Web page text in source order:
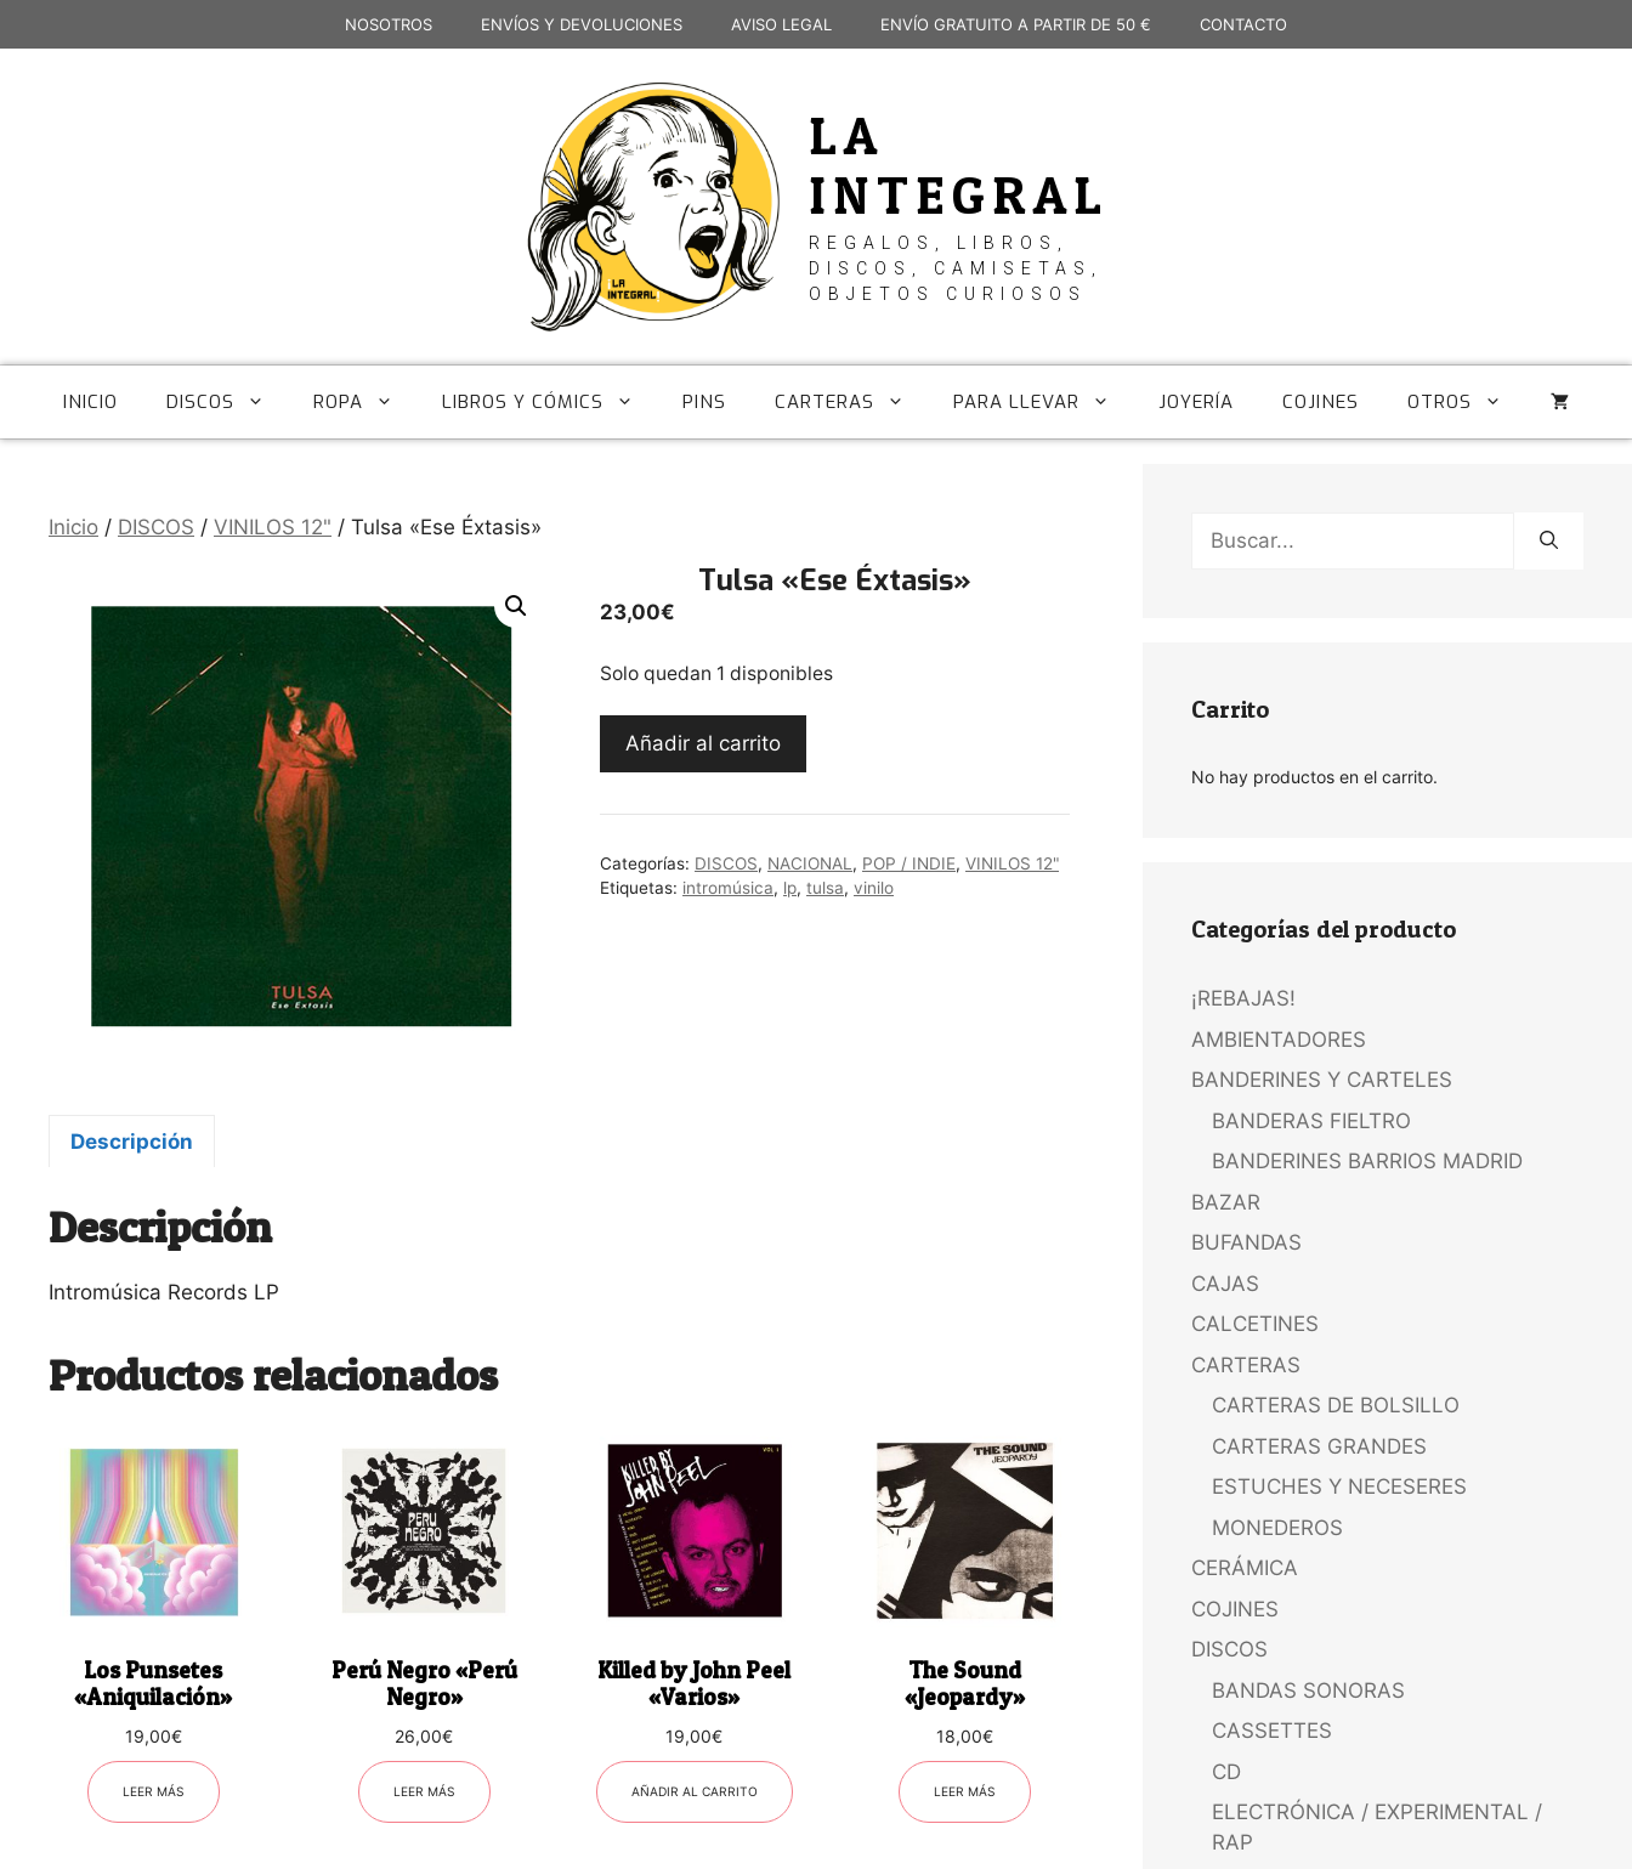
al
NOSOTROS ENVÍOS Y DEVOLUCIONES AVISO LEGAL ENVÍO GRATUITO A PARTIR DE 50 € CONTACTO
LA
INTEGRAL
REGALOS, LIBROS,
DISCOS, CAMISETAS,
OBJETOS CURIOSOS
INICIO DISCOS ROPA LIBROS Y CÓMICS PINS CARTERAS PARA LLEVAR JOYERÍA COJINES OTROS
Inicio / DISCOS / VINILOS 12" / Tulsa «Ese Éxtasis»
Tulsa «Ese Éxtasis»
23,00€
Solo quedan 1 disponibles
"Ese
cantidad
Añadir al carrito
Categorías: DISCOS, NACIONAL , POP / INDIE,VINILOS 12"
Etiquetas: intromúsica, lp,tulsa,vinilo
Descripción
Descripción
Intromúsica Records LP
Productos relacionados
Los Punsetes
«Aniquilación»
19,00€
LEER MÁS
Perú Negro «Perú
Negro»
26,00€
LEER MÁS
Killed by John Peel
«Varios»
19,00€
AÑADIR AL CARRITO
The Sound
«Jeopardy»
18,00€
LEER MÁS
Buscar:
Carrito
No hay productos en el carrito.
Categorías del producto
¡REBAJAS!
AMBIENTADORES
BANDERINES Y CARTELES
BANDERAS FIELTRO
BANDERINES BARRIOS MADRID
BAZAR
BUFANDAS
CAJAS
CALCETINES
CARTERAS
CARTERAS DE BOLSILLO
CARTERAS GRANDES
ESTUCHES Y NECESERES
MONEDEROS
CERÁMICA
COJINES
DISCOS
BANDAS SONORAS
CASSETTES
CD
ELECTRÓNICA / EXPERIMENTAL /
RAP